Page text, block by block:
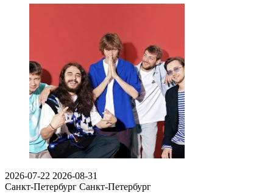
2026-07-22 2026-08-31
Санкт-Петербург Санкт-Петербург